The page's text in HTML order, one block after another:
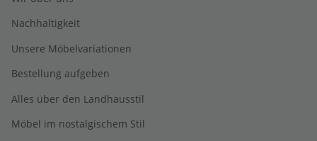
Nachhaltigkeit
Unsere Möbelvariationen
Bestellung aufgeben
Alles über den Landhausstil
Möbel im nostalgischem Stil